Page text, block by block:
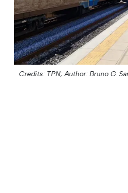
Credits: TPN; Author: Bruno G.